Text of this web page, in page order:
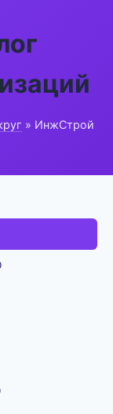
» ИнжСтрой